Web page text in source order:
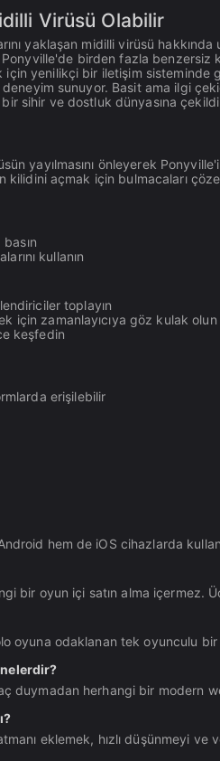
Virüsü Olabilir
yaklaşan midilli virüsü
birden fazla benzersiz
için yenilikçi bir iletişim
sunuyor. Basit ama ilgi
bir sihir ve dostluk dünyasına
yayılmasını önleyerek
kilidini açmak için bulmacaları
kullanın
toplayın
için zamanlayıcıya göz kulak olun
keşfedin
erişilebilir
hem de iOS cihazlarda
bir oyun içi satın alma içermez.
oyuna odaklanan tek oyunculu
duymadan herhangi bir modern
eklemek, hızlı düşünmeyi ve